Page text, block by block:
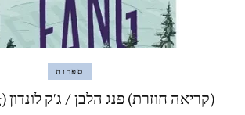
ספרות
(קריאה חוזרת) פנג הלבן / ג'ק לונדון (White Fang)